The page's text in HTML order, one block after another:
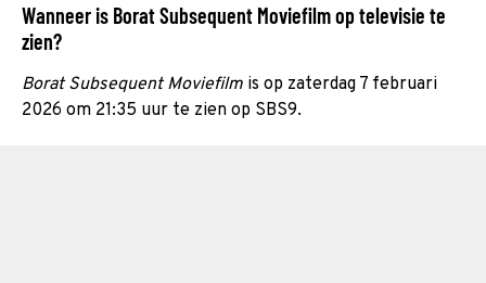
Wanneer is Borat Subsequent Moviefilm op televisie te
zien?
Borat Subsequent Moviefilm is op zaterdag 7 februari
2026 om 21:35 uur te zien op SBS9.